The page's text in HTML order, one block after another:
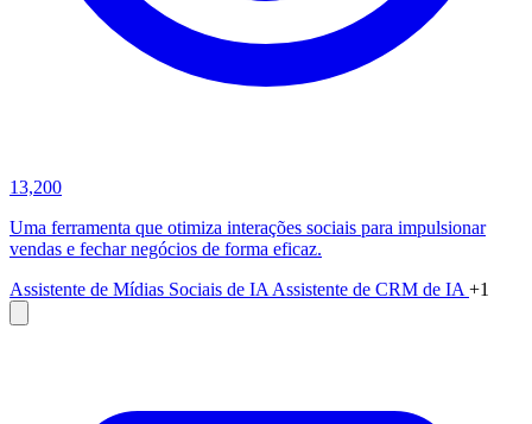
13,200
Uma ferramenta que otimiza interações sociais para impulsionar
vendas e fechar negócios de forma eficaz.
Assistente de Mídias Sociais de IA Assistente de CRM de IA +1